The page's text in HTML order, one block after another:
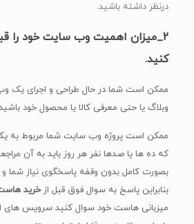
درنظر داشته باشید.
۲_میزان اهمیت وب سایت خود را
کنید.
ممکن است شما در حال طراحی و اجرای
وبلاگ یا حتی معرفی کالا یا محصول خود
ممکن است پروژه وب سایت شما مربوط به
که ده ها یا صدها نفر هر روز باید به آن
بصورت کامل بدون وقفه پاسخگوی نیاز شما
بنابراین پاسخ به سوال فوق قبل ازخرید
میزبانی هاست خود سوال کنید سرویس های